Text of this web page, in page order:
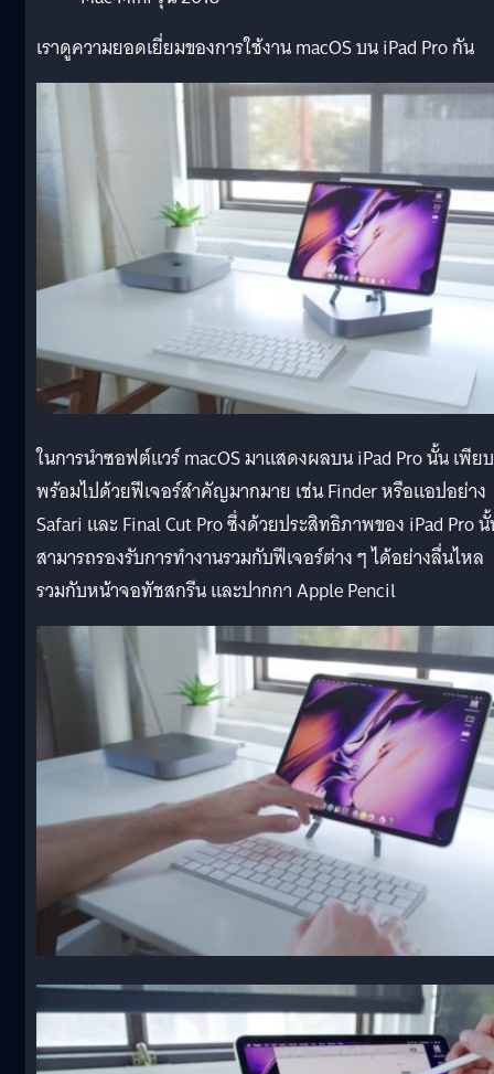
เราดูความยอดเยี่ยมของการใช้งาน macOS บน iPad Pro กัน
ในการนำซอฟต์แวร์ macOS มาแสดงผลบน iPad Pro นั้น เพียบ
พร้อมไปด้วยฟีเจอร์สำคัญมากมาย เช่น Finder หรือแอปอย่าง
Safari และ Final Cut Pro ซึ่งด้วยประสิทธิภาพของ iPad Pro
สามารถรองรับการทำงานรวมกับฟีเจอร์ต่าง ๆ ได้อย่างลื่นไหล
รวมกับหน้าจอทัชสกรีน และปากกา Apple Pencil